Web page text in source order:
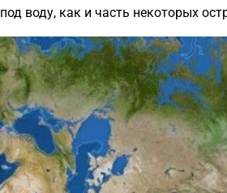
под воду, как и часть некоторых